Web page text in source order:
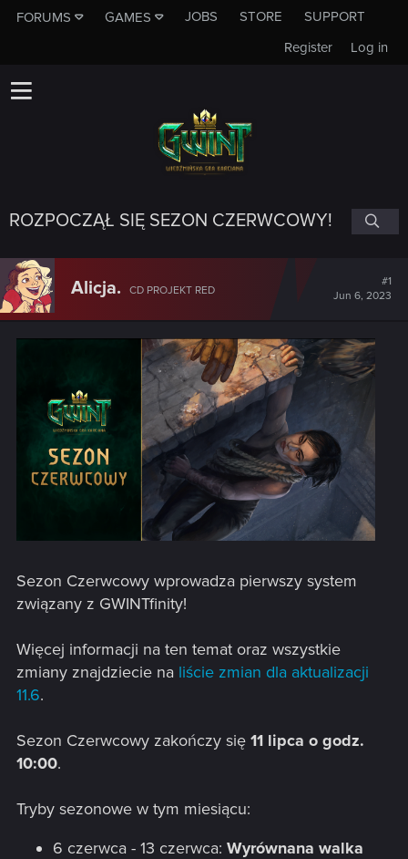
FORUMS GAMES JOBS STORE
SUPPORT
Log in
Register
ROZPOCZĄŁ SIĘ SEZON CZERWCOWY!
Alicja. CD PROJEKT RED
#1
Jun 6, 2023
Sezon Czerwcowy wprowadza pierwszy system
związany z GWINTfinity!
Więcej informacji na ten temat oraz wszystkie
zmiany znajdziecie na liście zmian dla aktualizacji
11.6.
Sezon Czerwcowy zakończy się 11 lipca o godz.
10:00.
Tryby sezonowe w tym miesiącu:
6 czerwca - 13 czerwca: Wyrównana walka